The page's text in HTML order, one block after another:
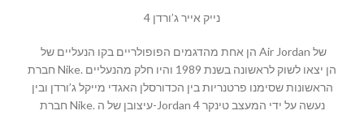
נייק אייר ג’ורדן 4
חברת Nike. הן יצאו לשוק לראשונה בשנת 1989 והיו חלק מהנעליים
הראשונות שסימנו פרטנריות בין הכדורסלן האגדי מייקל ג’ורדן ובין
חברת Nike. עיצובן של ה-Jordan 4 נעשה על ידי המעצב טינקר